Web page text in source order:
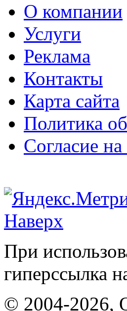
О компании
Услуги
Реклама
Контакты
Карта сайта
Политика
Согласие
Наверх
При
гиперссылка
© 2004-2026,